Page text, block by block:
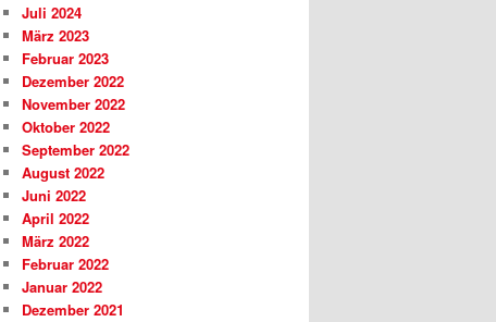
Juli 2024
März 2023
Februar 2023
Dezember 2022
November 2022
Oktober 2022
September 2022
August 2022
Juni 2022
April 2022
März 2022
Februar 2022
Januar 2022
Dezember 2021